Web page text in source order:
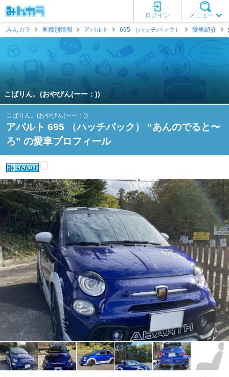
メニュー
ログイン
みんカラ
車種別情報 アバルト 695 （ハッチバック） 愛車紹介
こばりん。(おやびん(ーー：))
こばりん。(おやびん(ーー：))
アバルト 695 （ハッチバック） “あんのでると〜
ろ” の愛車プロフィール